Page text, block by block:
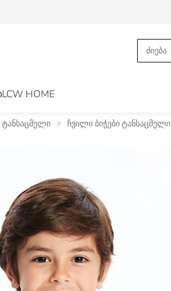
LCW HOME
ტანსაცმელი ჩვილი ბიჭები ტანსაცმელი